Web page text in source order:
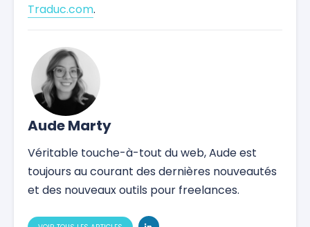
Traduc.com.
Aude Marty
Véritable touche-à-tout du web, Aude est
toujours au courant des dernières nouveautés
et des nouveaux outils pour freelances.